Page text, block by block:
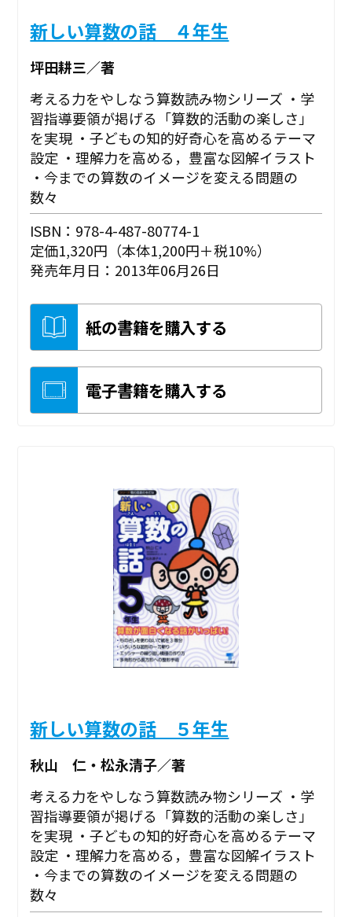
新しい算数の話 ４年生
坪田耕三／著
考える力をやしなう算数読み物シリーズ ・学
習指導要領が掲げる「算数的活動の楽しさ」
を実現 ・子どもの知的好奇心を高めるテーマ
設定 ・理解力を高める，豊富な図解イラスト
・今までの算数のイメージを変える問題の
数々
ISBN：978-4-487-80774-1
定価1,320円（本体1,200円＋税10%）
発売年月日：2013年06月26日
紙の書籍を購入する
電子書籍を購入する
新しい算数の話 ５年生
秋山 仁・松永清子／著
考える力をやしなう算数読み物シリーズ ・学
習指導要領が掲げる「算数的活動の楽しさ」
を実現 ・子どもの知的好奇心を高めるテーマ
設定 ・理解力を高める，豊富な図解イラスト
・今までの算数のイメージを変える問題の
数々